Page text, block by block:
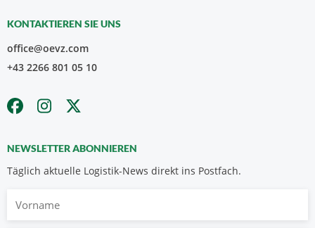
KONTAKTIEREN SIE UNS
office@oevz.com
+43 2266 801 05 10
NEWSLETTER ABONNIEREN
Täglich aktuelle Logistik-News direkt ins Postfach.
Vorname